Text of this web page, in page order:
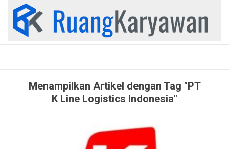
content
Menampilkan Artikel dengan Tag "PT
K Line Logistics Indonesia"